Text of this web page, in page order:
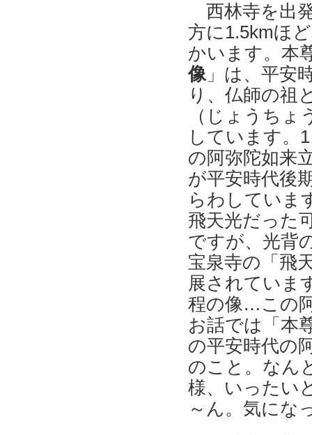
西林寺を出
方に1.5kmほ
かいます。本
像」は、平安
り、仏師の祖
（じょうちょ
しています。
の阿弥陀如来
が平安時代後
らわしていま
飛天光だった
ですが、光背
宝泉寺の「飛
展されていま
程の像…この
お話では「本
の平安時代の
のこと。なん
様、いったい
～ん。気にな